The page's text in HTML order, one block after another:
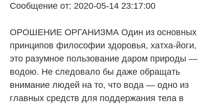
Сообщение от: 2020-05-14 23:17:00
ОРОШЕНИЕ ОРГАНИЗМА Один из основных
принципов философии здоровья, хатха-йоги,
это разумное пользование даром природы —
водою. Не следовало бы даже обращать
внимание людей на то, что вода — одно из
главных средств для поддержания тела в